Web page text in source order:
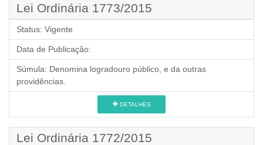
Lei Ordinária 1773/2015
Status: Vigente
Data de Publicação:
Súmula: Denomina logradouro público, e da outras
providências.
DETALHES
Lei Ordinária 1772/2015